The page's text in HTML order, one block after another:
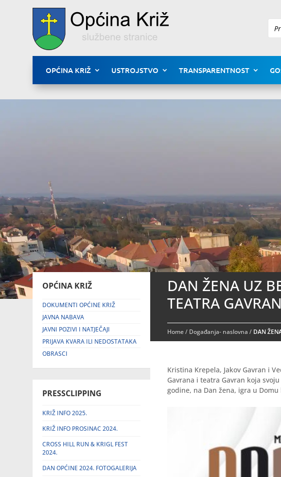
OPĆINA KRIŽ USTROJSTVO TRANSPARENTNOST
OPĆINA KRIŽ
DOKUMENTI OPĆINE KRIŽ
JAVNA NABAVA
JAVNI POZIVI I NATJEČAJI
PRIJAVA KVARA ILI NEDOSTATAKA
OBRASCI
PRESSCLIPPING
KRIŽ INFO 2025.
KRIŽ INFO PROSINAC 2024.
CROSS HILL RUN & KRIGL FEST
2024.
DAN OPĆINE 2024. FOTOGALERIJA
DAN ŽENA UZ
TEATRA
Home/ Događanja- naslovna / DAN
Kristina Krepela, Jakov Gavran i
Gavrana i teatra Gavran koja
godine, na Dan žena, igra u